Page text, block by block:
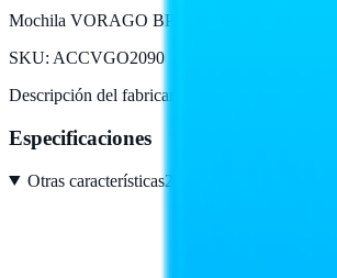
Mochila VORAGO BP-401 Antirrobo -
SKU: ACCVGO2090
Descripción del fabricante:
Mochila
Especificaciones
Otras características2